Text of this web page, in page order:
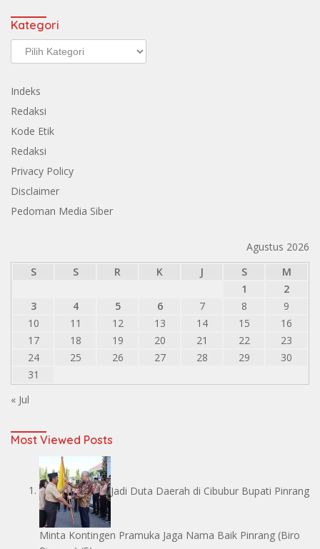
Kategori
Kategori
Indeks
Redaksi
Kode Etik
Redaksi
Privacy Policy
Disclaimer
Pedoman Media Siber
Agustus 2026
S
S R K J S
M
1
2
3
4 5 6 7 8
9
10
11 12 13 14 15
16
17
18 19 20 21 22
23
24
25 26 27 28 29
30
31
« Jul
Most Viewed Posts
Jadi Duta Daerah di Cibubur Bupati Pinrang
Minta Kontingen Pramuka Jaga Nama Baik Pinrang (Biro